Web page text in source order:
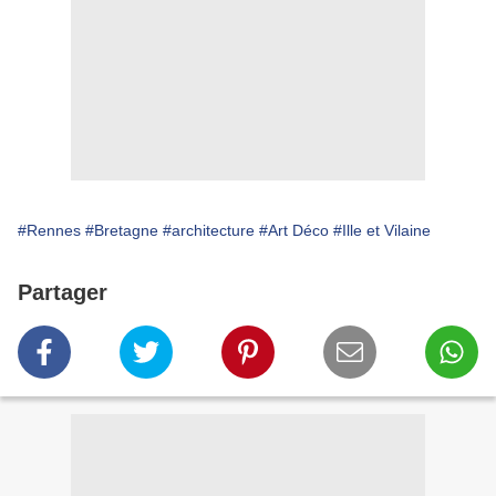
#Rennes #Bretagne #architecture #Art Déco #Ille et Vilaine
Partager